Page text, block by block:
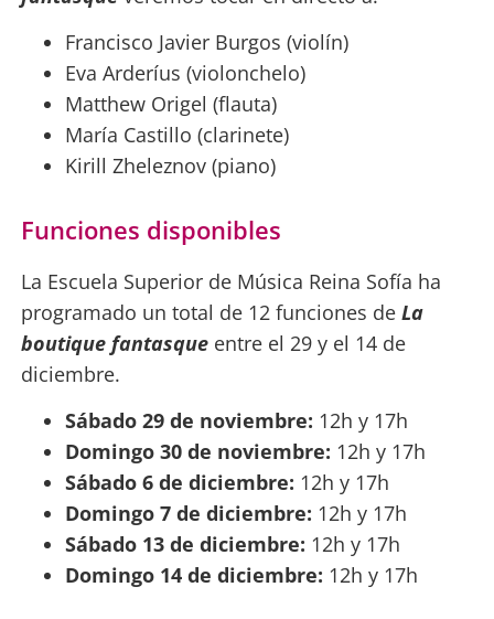
Francisco Javier Burgos​ (violín)
Eva Arderíus (violonchelo)
Matthew Origel (flauta)
María Castillo (clarinete)
Kirill Zheleznov (piano)
Funciones disponibles
La Escuela Superior de Música Reina Sofía ha
programado un total de 12 funciones de La
boutique fantasqueentre el 29 y el 14 de
diciembre.
Sábado 29 de noviembre: 12h y 17h
Domingo 30 de noviembre: 12h y 17h
Sábado 6 de diciembre: 12h y 17h
Domingo 7 de diciembre: 12h y 17h
Sábado 13 de diciembre: 12h y 17h
Domingo 14 de diciembre: 12h y 17h